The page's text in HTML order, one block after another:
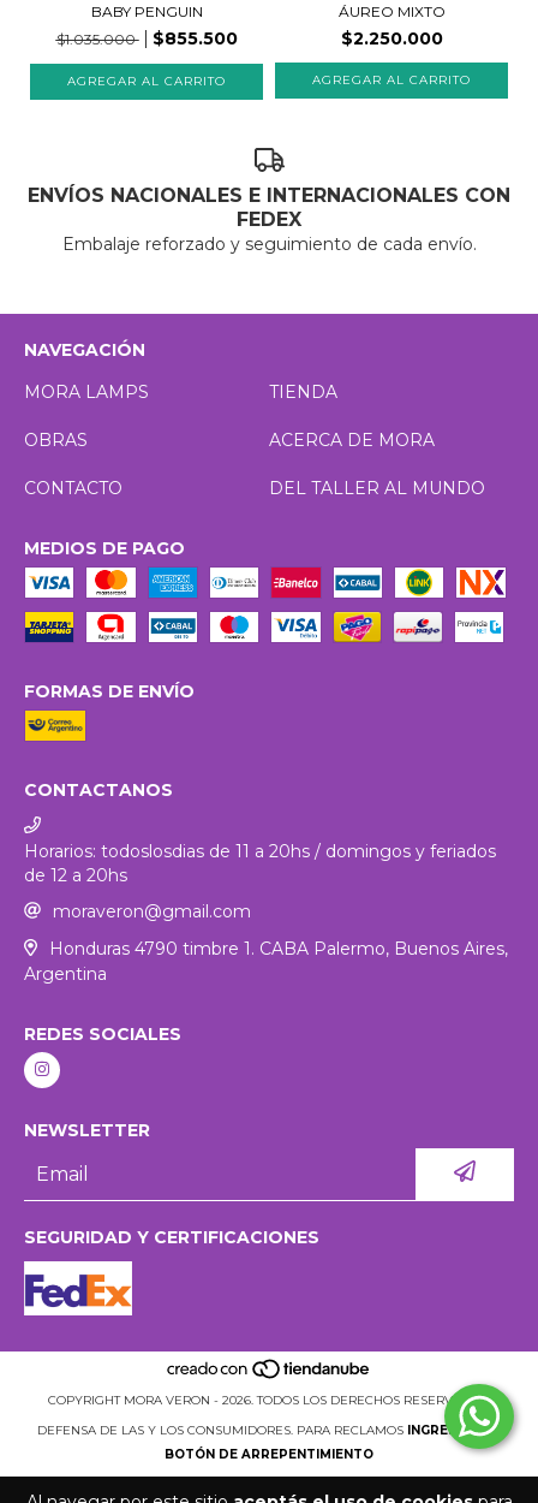
BABY PENGUIN
$1.035.000
$855.500
ÁUREO MIXTO
$2.250.000
ENVÍOS NACIONALES E INTERNACIONALES CON
FEDEX
Embalaje reforzado y seguimiento de cada envío.
NAVEGACIÓN
MORA LAMPS
TIENDA
OBRAS ACERCA DE MORA
CONTACTO DEL TALLER AL MUNDO
MEDIOS DE PAGO
FORMAS DE ENVÍO
CONTACTANOS
Horarios: todoslosdias de 11 a 20hs / domingos y feriados
de 12 a 20hs
moraveron@gmail.com
Honduras 4790 timbre 1. CABA Palermo, Buenos Aires,
Argentina
REDES SOCIALES
NEWSLETTER
SEGURIDAD Y CERTIFICACIONES
COPYRIGHT MORA VERON - 2026. TODOS LOS DERECHOS RESERVADOS.
DEFENSA DE LAS Y LOS CONSUMIDORES. PARA RECLAMOS
INGRESÁ ACÁ.
BOTÓN DE ARREPENTIMIENTO